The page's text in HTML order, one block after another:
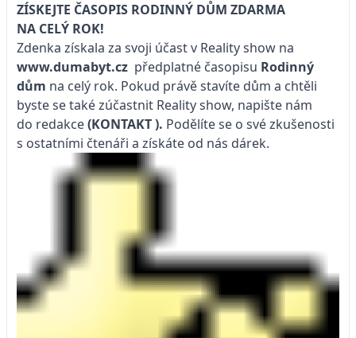
ZÍSKEJTE ČASOPIS RODINNÝ DŮM ZDARMA
NA CELÝ ROK!
Zdenka získala za svoji účast v Reality show na
www.dumabyt.cz předplatné časopisu Rodinný
dům na celý rok. Pokud právě stavíte dům a chtěli
byste se také zúčastnit Reality show, napište nám
do redakce(KONTAKT). Podělíte se o své zkušenosti
s ostatními čtenáři a získáte od nás dárek.